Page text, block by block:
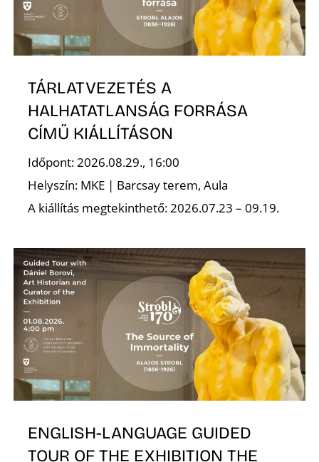
TÁRLATVEZETÉS A
HALHATATLANSÁG FORRÁSA
CÍMŰ KIÁLLÍTÁSON
Időpont: 2026.08.29., 16:00
Helyszín: MKE | Barcsay terem, Aula
A kiállítás megtekinthető: 2026.07.23 – 09.19.
ENGLISH-LANGUAGE GUIDED
TOUR OF THE EXHIBITION THE